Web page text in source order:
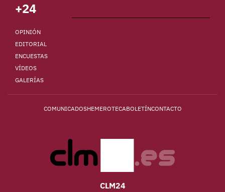
+24
OPINIÓN
EDITORIAL
ENCUESTAS
VÍDEOS
GALERÍAS
COMUNICADOSHEMEROTECABOLETÍNCONTACTO
CLM24